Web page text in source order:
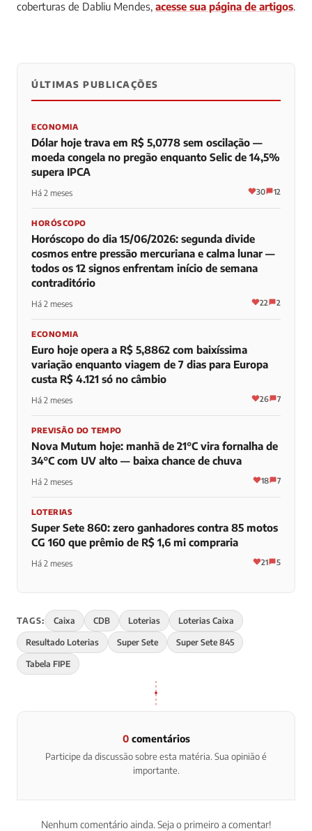
coberturas de Dabliu Mendes, acesse sua página de artigos.
0 0 0
ÚLTIMAS PUBLICAÇÕES
ECONOMIA
Dólar hoje trava em R$ 5,0778 sem oscilação —
moeda congela no pregão enquanto Selic de 14,5%
supera IPCA
Há 2 meses 30 12
HORÓSCOPO
Horóscopo do dia 15/06/2026: segunda divide
cosmos entre pressão mercuriana e calma lunar —
todos os 12 signos enfrentam início de semana
contraditório
Há 2 meses 22 2
ECONOMIA
Euro hoje opera a R$ 5,8862 com baixíssima
variação enquanto viagem de 7 dias para Europa
custa R$ 4.121 só no câmbio
Há 2 meses 26 7
PREVISÃO DO TEMPO
Nova Mutum hoje: manhã de 21°C vira fornalha de
34°C com UV alto — baixa chance de chuva
Há 2 meses 18 7
LOTERIAS
Super Sete 860: zero ganhadores contra 85 motos
CG 160 que prêmio de R$ 1,6 mi compraria
Há 2 meses 21 5
TAGS: Caixa CDB Loterias Loterias Caixa
Resultado Loterias Super Sete Super Sete 845
Tabela FIPE
0comentários
Participe da discussão sobre esta matéria. Sua opinião é
importante.
Nenhum comentário ainda. Seja o primeiro a comentar!